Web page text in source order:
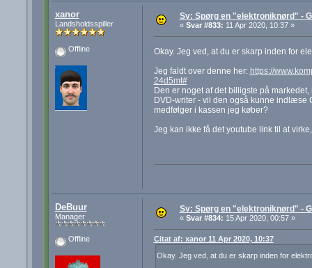
xanor
Landsholdsspiller
Offline
Sv: Spørg en "elektroniknørd" -
« Svar #833: 11 Apr 2020, 10:37 »
Okay. Jeg ved, at du er skarp inden for
Jeg faldt over denne her: https://
24d5mt#
Den er noget af det billigste på
DVD-writer - vil den også kunne indlæse
medfølger i kassen jeg køber?
Jeg kan ikke få det youtube link til at
DeBuur
Manager
Offline
Sv: Spørg en "elektroniknørd" -
« Svar #834: 15 Apr 2020, 00:57 »
Citat af: xanor 11 Apr 2020, 10:37
Okay. Jeg ved, at du er skarp inden for